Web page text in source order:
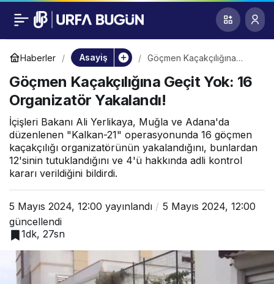
Haberler Asayiş
Göçmen Kaçakçılığına
Yakalandı!
Göçmen Kaçakçılığına Geçit Yok: 16
Organizatör Yakalandı!
İçişleri Bakanı Ali Yerlikaya, Muğla ve Adana'da
düzenlenen "Kalkan-21" operasyonunda 16 göçmen
kaçakçılığı organizatörünün yakalandığını, bunlardan
12'sinin tutuklandığını ve 4'ü hakkında adli kontrol
kararı verildiğini bildirdi.
5 Mayıs 2024, 12:00 yayınlandı
5 Mayıs 2024, 12:00
güncellendi
1dk, 27sn
Göçmen
Kaçakçılığına Geçit
Yok: 16 Organizatör
Yakalandı!
0